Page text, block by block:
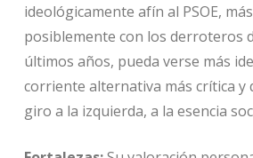
ideológicamente afín al PSOE,
posiblemente con los derroteros
últimos años, pueda verse más
corriente alternativa más crítica y
giro a la izquierda, a la esencia